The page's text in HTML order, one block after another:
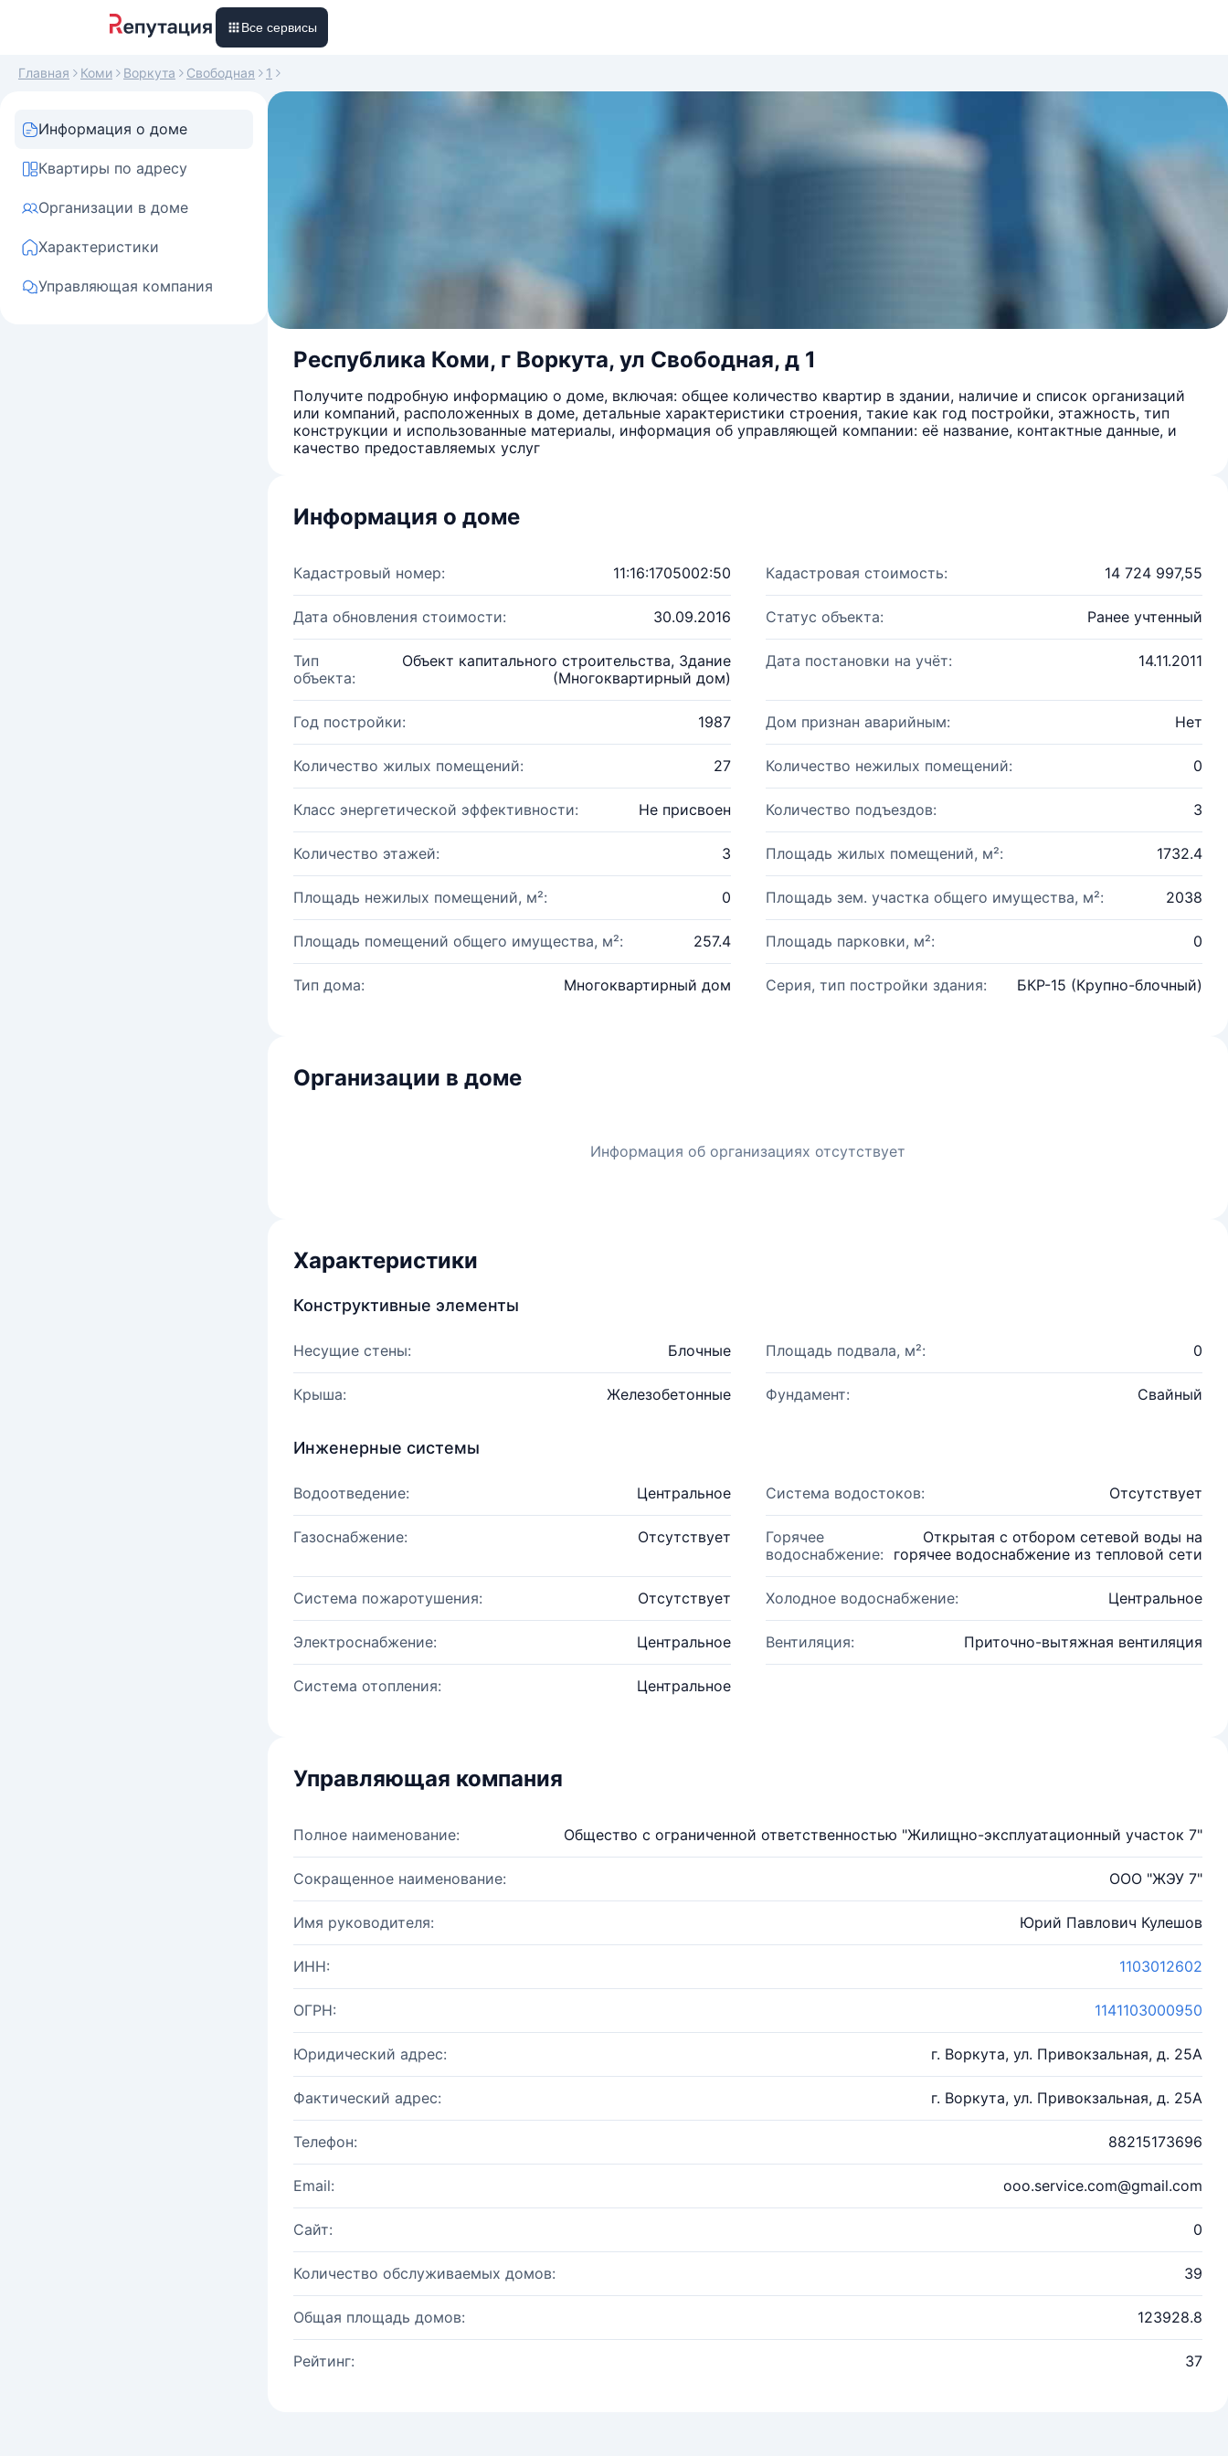
Все сервисы
Главная Коми Воркута Свободная 1
Информация о доме
Квартиры по адресу
Организации в доме
Характеристики
Управляющая компания
Республика Коми, г Воркута, ул Свободная, д 1
Получите подробную информацию о доме, включая: общее количество квартир в здании, наличие и список организаций
или компаний, расположенных в доме, детальные характеристики строения, такие как год постройки, этажность, тип
конструкции и использованные материалы, информация об управляющей компании: её название, контактные данные, и
качество предоставляемых услуг
Информация о доме
Кадастровый номер: 11:16:1705002:50 Кадастровая стоимость: 14 724 997,55
Дата обновления стоимости: 30.09.2016 Статус объекта: Ранее учтенный
Тип
объекта:
Объект капитального строительства, Здание
(Многоквартирный дом)
Дата постановки на учёт: 14.11.2011
Год постройки: 1987 Дом признан аварийным: Нет
Количество жилых помещений: 27 Количество нежилых помещений: 0
Класс энергетической эффективности: Не присвоен Количество подъездов: 3
Количество этажей: 3 Площадь жилых помещений, м²: 1732.4
Площадь нежилых помещений, м²: 0 Площадь зем. участка общего имущества, м²: 2038
Площадь помещений общего имущества, м²: 257.4 Площадь парковки, м²: 0
Тип дома: Многоквартирный дом Серия, тип постройки здания: БКР-15 (Крупно-блочный)
Организации в доме
Информация об организациях отсутствует
Характеристики
Конструктивные элементы
Несущие стены: Блочные Площадь подвала, м²: 0
Крыша: Железобетонные Фундамент: Свайный
Инженерные системы
Водоотведение: Центральное Система водостоков: Отсутствует
Газоснабжение: Отсутствует
Горячее
водоснабжение:
Открытая с отбором сетевой воды на
горячее водоснабжение из тепловой сети
Система пожаротушения: Отсутствует Холодное водоснабжение: Центральное
Электроснабжение: Центральное Вентиляция: Приточно-вытяжная вентиляция
Система отопления: Центральное
Управляющая компания
Полное наименование: Общество с ограниченной ответственностью "Жилищно-эксплуатационный участок 7"
Сокращенное наименование: ООО "ЖЭУ 7"
Имя руководителя: Юрий Павлович Кулешов
ИНН: 1103012602
ОГРН: 1141103000950
Юридический адрес: г. Воркута, ул. Привокзальная, д. 25А
Фактический адрес: г. Воркута, ул. Привокзальная, д. 25А
Телефон: 88215173696
Email: ooo.service.com@gmail.com
Сайт: 0
Количество обслуживаемых домов: 39
Общая площадь домов: 123928.8
Рейтинг: 37